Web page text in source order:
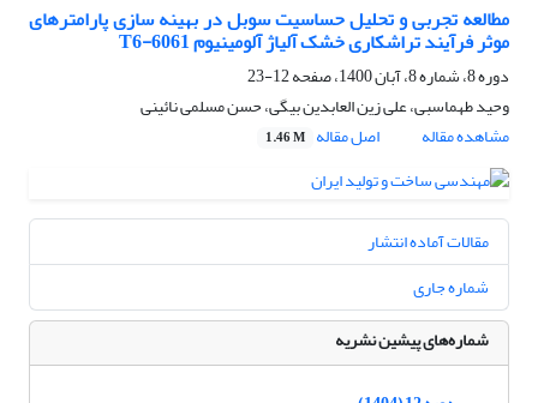
مطالعه تجربی و تحلیل حساسیت سوبل در بهینه سازی پارامترهای
موثر فرآیند تراشکاری خشک آلیاژ آلومینیوم 6061-T6
دوره 8، شماره 8، آبان 1400، صفحه
12-23
وحید طهماسبی، علی زین العابدین بیگی، حسن مسلمی نائینی
مشاهده مقاله
اصل مقاله 1.46 M
مقالات آماده انتشار
شماره جاری
شماره‌های پیشین نشریه